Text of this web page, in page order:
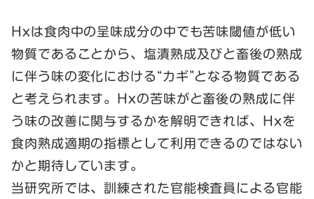
Hxは食肉中の呈味成分の中でも苦味閾値が低い
物質であることから、塩漬熟成及びと畜後の熟成
に伴う味の変化における“カギ”となる物質である
と考えられます。Hxの苦味がと畜後の熟成に伴
う味の改善に関与するかを解明できれば、Hxを
食肉熟成適期の指標として利用できるのではない
かと期待しています。
当研究所では、訓練された官能検査員による官能